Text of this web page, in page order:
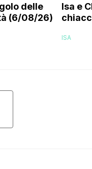
delle
(6/08/26)
Isa e
ISA